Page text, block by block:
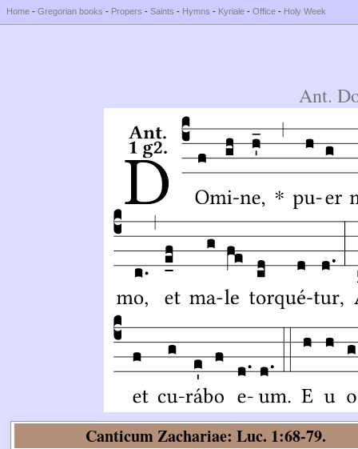
Home - Gregorian books - Propers - Saints - Hymns - Kyriale - Office - Holy Week
Ant.
Canticum Zachariae: Luc. 1:68-79.